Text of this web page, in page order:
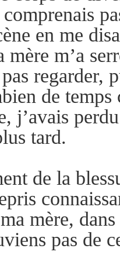
en me
m’a
regarder,
de
j’avais
tard.
de la
mère,
pas de